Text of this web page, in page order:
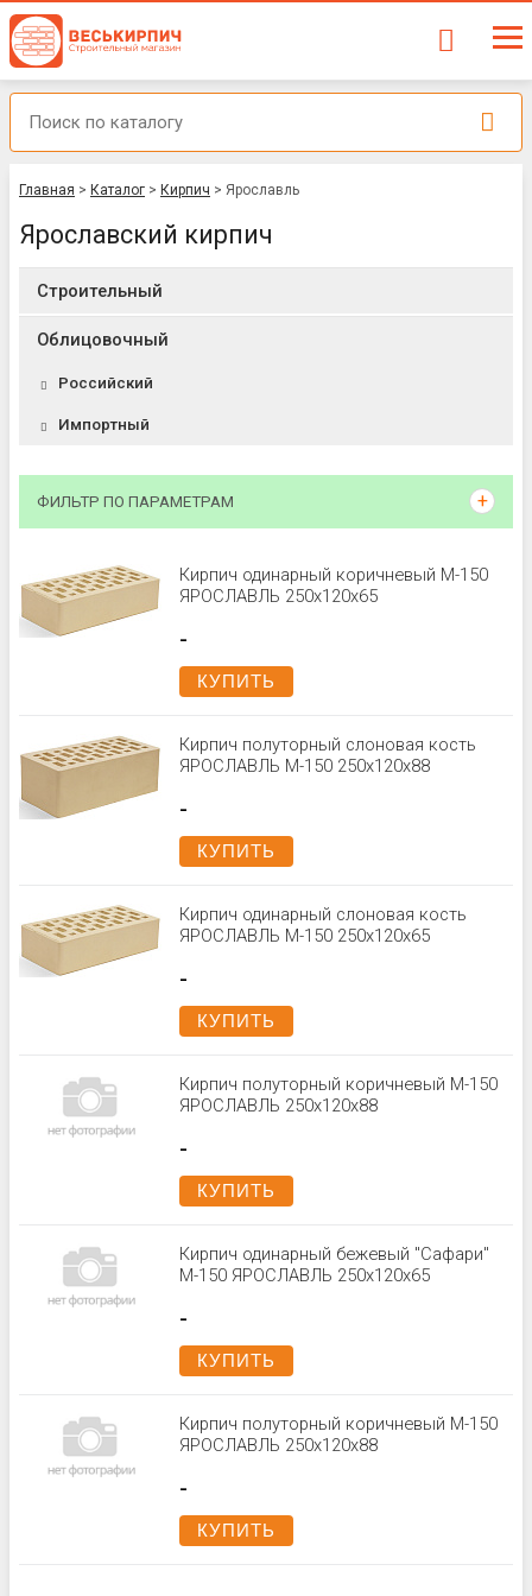
Главная > Каталог > Кирпич > Ярославль
Ярославский кирпич
Строительный
Облицовочный
Российский
Импортный
ФИЛЬТР ПО ПАРАМЕТРАМ
Кирпич одинарный коричневый М-150
ЯРОСЛАВЛЬ 250x120x65
-
КУПИТЬ
Кирпич полуторный слоновая кость
ЯРОСЛАВЛЬ М-150 250x120x88
-
КУПИТЬ
Кирпич одинарный слоновая кость
ЯРОСЛАВЛЬ М-150 250x120x65
-
КУПИТЬ
Кирпич полуторный коричневый М-150
ЯРОСЛАВЛЬ 250x120x88
-
КУПИТЬ
Кирпич одинарный бежевый "Сафари"
М-150 ЯРОСЛАВЛЬ 250x120x65
-
КУПИТЬ
Кирпич полуторный коричневый М-150
ЯРОСЛАВЛЬ 250x120x88
-
КУПИТЬ